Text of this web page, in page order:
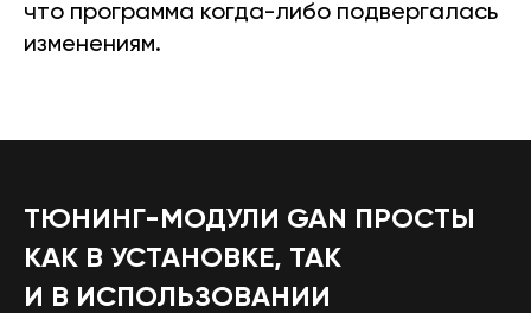
что программа когда-либо подвергалась
изменениям.
ТЮНИНГ-МОДУЛИ GAN ПРОСТЫ
КАК В УСТАНОВКЕ, ТАК
И В ИСПОЛЬЗОВАНИИ